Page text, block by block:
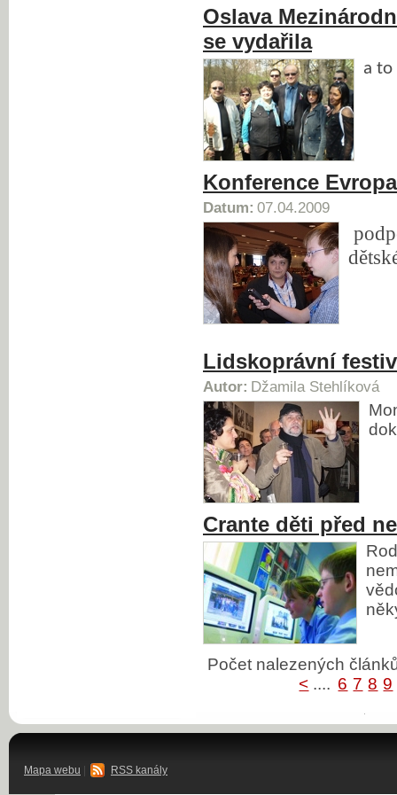
Oslava
se vydařila
a to
Konference
Datum: 07.04.2009
Lidskoprávní
Autor: Džamila Stehlíková
Crante děti před
Počet nalezených
< .... 6 7 8 9
Mapa webu RSS kanály